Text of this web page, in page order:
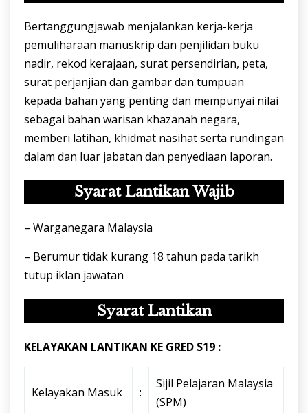
Bertanggungjawab menjalankan kerja-kerja
pemuliharaan manuskrip dan penjilidan buku
nadir, rekod kerajaan, surat persendirian, peta,
surat perjanjian dan gambar dan tumpuan
kepada bahan yang penting dan mempunyai nilai
sebagai bahan warisan khazanah negara,
memberi latihan, khidmat nasihat serta rundingan
dalam dan luar jabatan dan penyediaan laporan.
Syarat Lantikan Wajib
– Warganegara Malaysia
– Berumur tidak kurang 18 tahun pada tarikh
tutup iklan jawatan
Syarat Lantikan
KELAYAKAN LANTIKAN KE GRED S19 :
Kelayakan Masuk :
Sijil Pelajaran Malaysia
(SPM)